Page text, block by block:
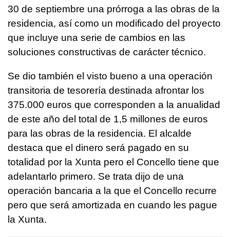
30 de septiembre una prórroga a las obras de la
residencia, así como un modificado del proyecto
que incluye una serie de cambios en las
soluciones constructivas de carácter técnico.
Se dio también el visto bueno a una operación
transitoria de tesorería destinada afrontar los
375.000 euros que corresponden a la anualidad
de este año del total de 1,5 millones de euros
para las obras de la residencia. El alcalde
destaca que el dinero será pagado en su
totalidad por la Xunta pero el Concello tiene que
adelantarlo primero. Se trata dijo de una
operación bancaria a la que el Concello recurre
pero que será amortizada en cuando les pague
la Xunta.